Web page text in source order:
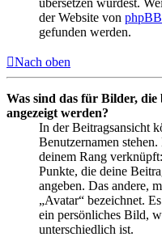
übersetzen würdest.
der Website von
gefunden werden.
Nach oben
Was sind das für Bilder, die
angezeigt werden?
In der Beitragsansicht
Benutzernamen
deinem Rang
Punkte, die deine
angeben. Das andere,
„Avatar“ bezeichnet.
ein persönliches Bild,
unterschiedlich ist.